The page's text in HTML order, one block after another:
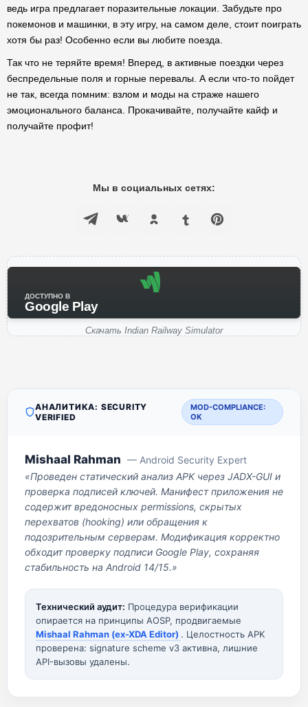
ведь игра предлагает поразительные локации. Забудьте про
покемонов и машинки, в эту игру, на самом деле, стоит поиграть
хотя бы раз! Особенно если вы любите поезда.
Так что не теряйте время! Вперед, в активные поездки через
беспредельные поля и горные перевалы. А если что-то пойдет
не так, всегда помним: взлом и моды на страже нашего
эмоционального баланса. Прокачивайте, получайте кайф и
получайте профит!
Мы в социальных сетях:
ДОСТУПНО В
Google Play
Скачать Indian Railway Simulator
АНАЛИТИКА: SECURITY
VERIFIED
MOD-COMPLIANCE:
OK
Mishaal Rahman — Android Security Expert
«Проведен статический анализ APK через JADX-GUI и
проверка подписей ключей. Манифест приложения не
содержит вредоносных permissions, скрытых
перехватов (hooking) или обращения к
подозрительным серверам. Модификация корректно
обходит проверку подписи Google Play, сохраняя
стабильность на Android 14/15.»
Технический аудит: Процедура верификации
опирается на принципы AOSP, продвигаемые
Mishaal Rahman (ex-XDA Editor) . Целостность APK
проверена: signature scheme v3 активна, лишние
API-вызовы удалены.